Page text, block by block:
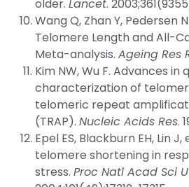
older. Lancet.
Wang Q, Zhan Y, Pedersen
Telomere Length and All-
Meta-analysis. Ageing Res
Kim NW, Wu F. Advances
characterization of
telomeric repeat
(TRAP). Nucleic Acids Res.
Epel ES, Blackburn EH, Lin
telomere shortening in
stress. Proc Natl Acad Sci